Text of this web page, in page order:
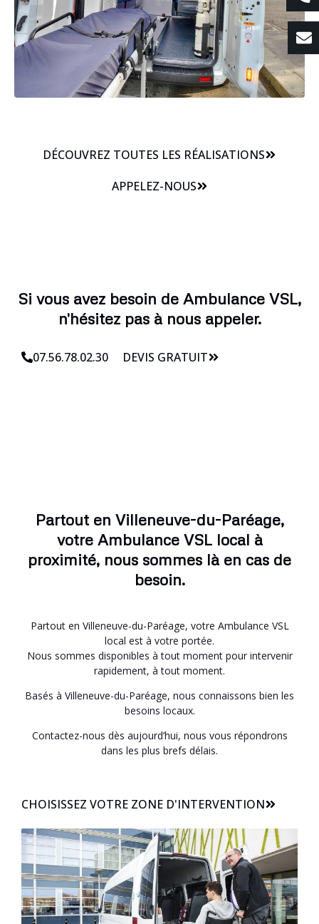
DÉCOUVREZ TOUTES LES RÉALISATIONS
APPELEZ-NOUS
Si vous avez besoin de Ambulance VSL,
n'hésitez pas à nous appeler.
07.56.78.02.30 DEVIS GRATUIT
Partout en Villeneuve-du-Paréage,
votre Ambulance VSL local à
proximité, nous sommes là en cas de
besoin.
Partout en Villeneuve-du-Paréage, votre Ambulance VSL
local est à votre portée.
Nous sommes disponibles à tout moment pour intervenir
rapidement, à tout moment.
Basés à Villeneuve-du-Paréage, nous connaissons bien les
besoins locaux.
Contactez-nous dès aujourd’hui, nous vous répondrons
dans les plus brefs délais.
CHOISISSEZ VOTRE ZONE D'INTERVENTION